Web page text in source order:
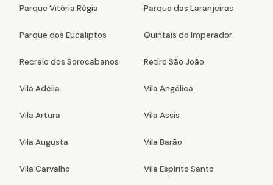
Parque Vitória Régia Parque das Laranjeiras
Parque dos Eucaliptos Quintais do Imperador
Recreio dos Sorocabanos Retiro São João
Vila Adélia Vila Angélica
Vila Artura Vila Assis
Vila Augusta Vila Barão
Vila Carvalho Vila Espírito Santo